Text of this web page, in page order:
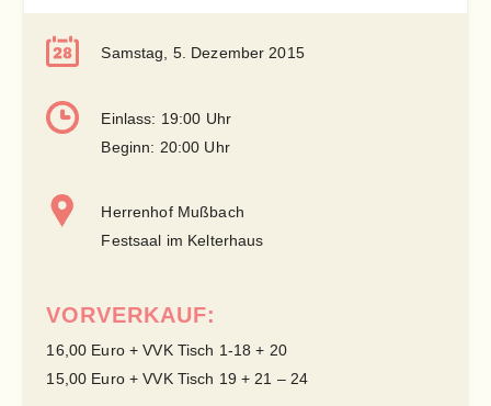
Samstag, 5. Dezember 2015
Einlass: 19:00 Uhr
Beginn: 20:00 Uhr
Herrenhof Mußbach
Festsaal im Kelterhaus
VORVERKAUF:
16,00 Euro + VVK Tisch 1-18 + 20
15,00 Euro + VVK Tisch 19 + 21 – 24